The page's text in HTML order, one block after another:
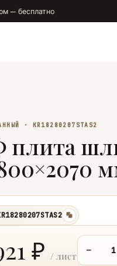
— бесплатно
· KR18280207STAS2
копировать
₽ −